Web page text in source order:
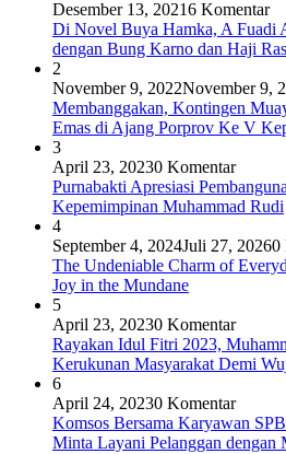
Desember 13, 20216 Komentar
Di Novel Buya Hamka, A Fuadi
dengan Bung Karno dan Haji
2
November 9, 2022November 9,
Membanggakan, Kontingen
Emas di Ajang Porprov Ke V
3
April 23, 20230 Komentar
Purnabakti Apresiasi
Kepemimpinan Muhammad Rudi
4
September 4, 2024Juli 27, 20260
The Undeniable Charm of
Joy in the Mundane
5
April 23, 20230 Komentar
Rayakan Idul Fitri 2023,
Kerukunan Masyarakat Demi
6
April 24, 20230 Komentar
Komsos Bersama Karyawan
Minta Layani Pelanggan dengan